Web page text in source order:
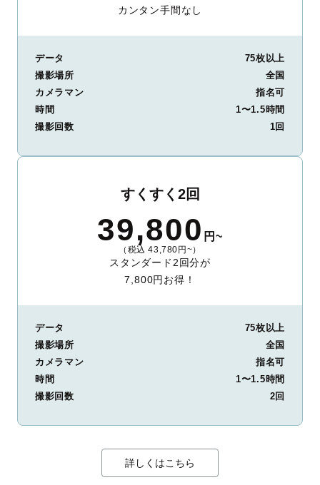
カンタン手間なし
データ
75枚以上
撮影場所
全国
カメラマン
指名可
時間
1〜1.5時間
撮影回数
1回
すくすく2回
39,800 円~
（税込 43,780円~）
スタンダード2回分が
7,800円お得！
データ
75枚以上
撮影場所
全国
カメラマン
指名可
時間
1〜1.5時間
撮影回数
2回
詳しくはこちら